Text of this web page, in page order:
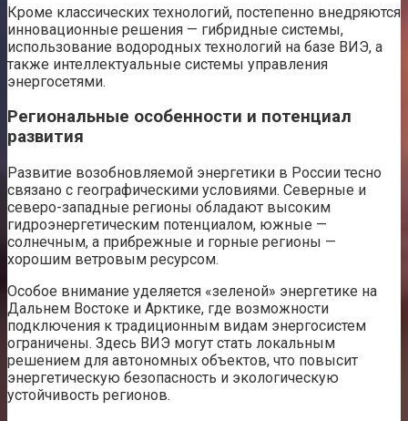
Кроме классических технологий, постепенно внедряются
инновационные решения — гибридные системы,
использование водородных технологий на базе ВИЭ, а
также интеллектуальные системы управления
энергосетями.
Региональные особенности и потенциал
развития
Развитие возобновляемой энергетики в России тесно
связано с географическими условиями. Северные и
северо-западные регионы обладают высоким
гидроэнергетическим потенциалом, южные —
солнечным, а прибрежные и горные регионы —
хорошим ветровым ресурсом.
Особое внимание уделяется «зеленой» энергетике на
Дальнем Востоке и Арктике, где возможности
подключения к традиционным видам энергосистем
ограничены. Здесь ВИЭ могут стать локальным
решением для автономных объектов, что повысит
энергетическую безопасность и экологическую
устойчивость регионов.